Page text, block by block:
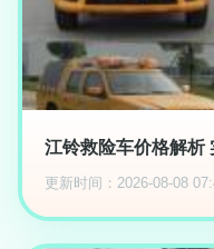
江铃救险车价格解析
更新时间：2026-08-08